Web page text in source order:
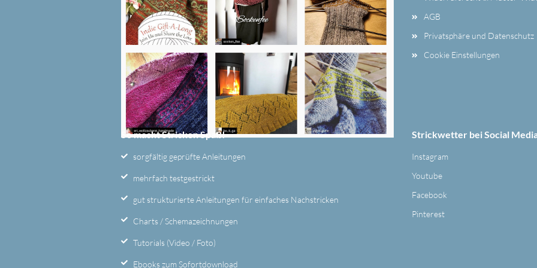
AGB
Privatsphäre und Datenschutz
Cookie Einstellungen
So macht Stricken Spaß!
sorgfältig geprüfte Anleitungen
mehrfach testgestrickt
gut strukturierte Anleitungen für einfaches Nachstricken
Charts / Schemazeichnungen
Tutorials (Video / Foto)
Ebooks zum Sofortdownload
Strickwetter bei Social
Instagram
Youtube
Facebook
Pinterest